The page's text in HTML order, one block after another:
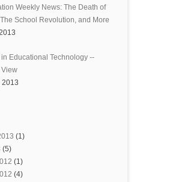
Weekly News: The Death of
School Revolution, and More
in Educational Technology --
View
2013
(1)
(5)
(1)
(4)